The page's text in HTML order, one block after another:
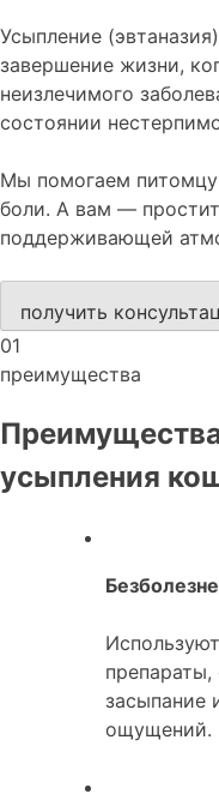
Усыпление
завершение жизни,
неизлечимого
состоянии
Мы помогаем питомцу
боли. А вам —
поддерживающей
получить
01
преимущества
усыпления
засыпание
ощущений.